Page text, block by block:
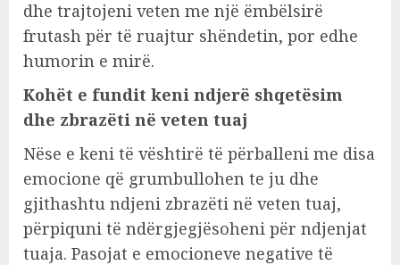
dhe trajtojeni veten me një ëmbëlsirë
frutash për të ruajtur shëndetin, por edhe
humorin e mirë.
Kohët e fundit keni ndjerë shqetësim
dhe zbrazëti në veten tuaj
Nëse e keni të vështirë të përballeni me disa
emocione që grumbullohen te ju dhe
gjithashtu ndjeni zbrazëti në veten tuaj,
përpiquni të ndërgjegjësoheni për ndjenjat
tuaja. Pasojat e emocioneve negative të